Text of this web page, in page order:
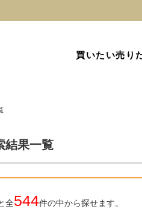
買いたい売り
結果一覧
全544件の中から探せます。